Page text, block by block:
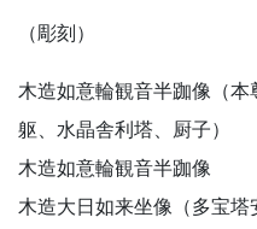
（彫刻）
木造如意輪観音半跏像（
躯、水晶舎利塔、厨子）
木造如意輪観音半跏像
木造大日如来坐像（多宝塔